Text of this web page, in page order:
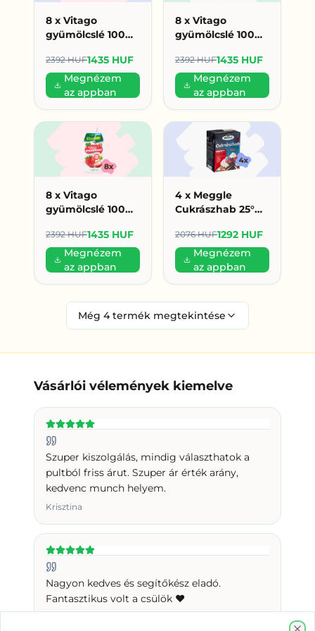
8 x Vitago
gyümölcslé 100%
gyümölcs (179
HUF/db)
2392 HUF1435 HUF
Megnézem
az appban
8 x Vitago
gyümölcslé 100%
HUF/db)
2392 HUF1435 HUF
Megnézem
az appban
8 x Vitago
gyümölcslé 100%
HUF/db)
2392 HUF1435 HUF
Megnézem
az appban
4 x Meggle
Cukrászhab 25°%
2076 HUF1292 HUF
Megnézem
az appban
Még 4termék megtekintése
Vásárlói vélemények kiemelve
Szuper kiszolgálás, mindig választhatok a
pultból friss árut. Szuper ár érték arány,
kedvenc munch helyem.
Krisztina
Nagyon kedves és segítőkész eladó.
Fantasztikus volt a csülök ❤️